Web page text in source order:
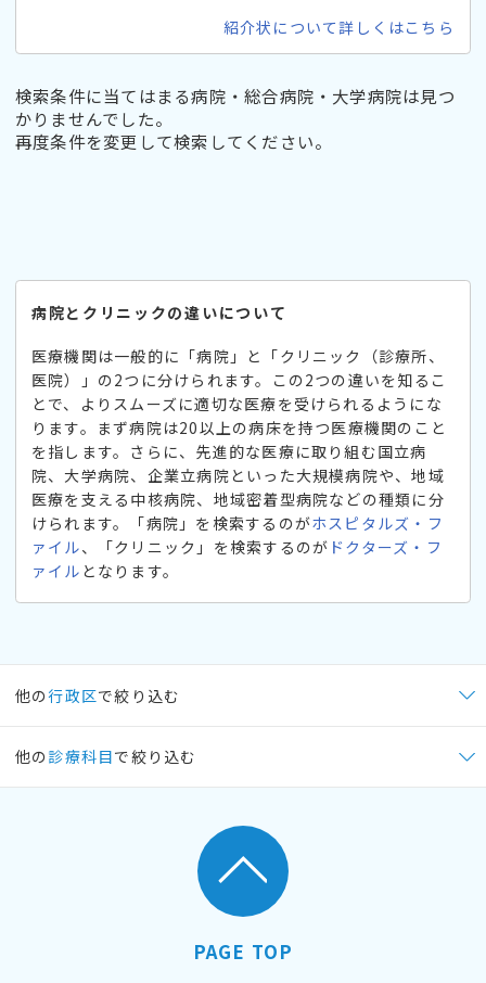
紹介状について詳しくはこちら
検索条件に当てはまる病院・総合病院・大学病院は見つ
かりませんでした。
再度条件を変更して検索してください。
病院とクリニックの違いについて
医療機関は一般的に「病院」と「クリニック（診療所、
医院）」の2つに分けられます。この2つの違いを知るこ
とで、よりスムーズに適切な医療を受けられるようにな
ります。まず病院は20以上の病床を持つ医療機関のこと
を指します。さらに、先進的な医療に取り組む国立病
院、大学病院、企業立病院といった大規模病院や、地域
医療を支える中核病院、地域密着型病院などの種類に分
けられます。「病院」を検索するのがホスピタルズ・フ
ァイル、「クリニック」を検索するのが ドクターズ・フ
ァイル となります。
他の行政区で絞り込む
他の 診療科目で絞り込む
PAGE TOP